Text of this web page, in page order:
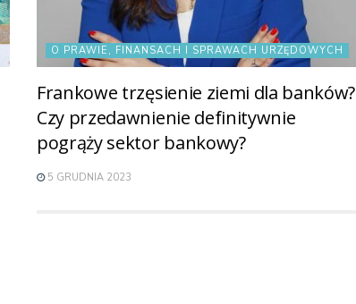
O PRAWIE, FINANSACH I SPRAWACH URZĘDOWYCH
Frankowe trzęsienie ziemi dla banków?
Czy przedawnienie definitywnie
pogrąży sektor bankowy?
5 GRUDNIA 2023